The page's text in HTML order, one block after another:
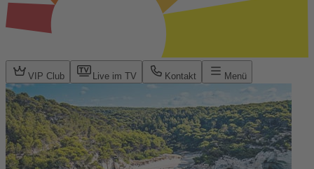
VIP Club Live im TV Kontakt Menü